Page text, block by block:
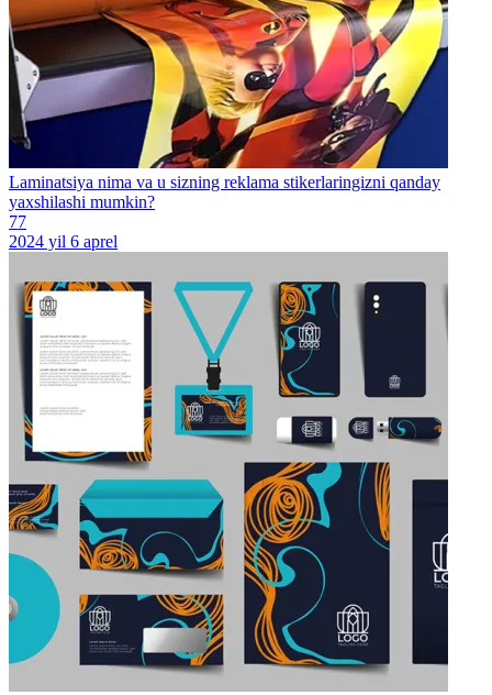
Laminatsiya nima va u sizning reklama stikerlaringizni qanday
yaxshilashi mumkin?
77
2024 yil 6 aprel